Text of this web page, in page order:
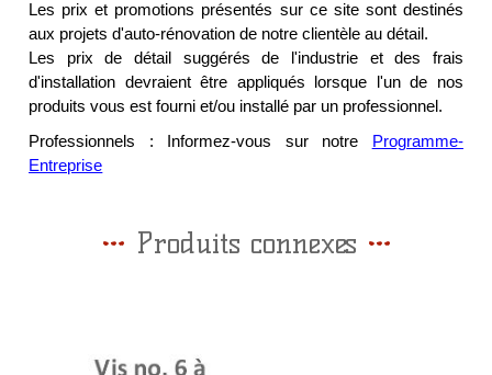
Les prix et promotions présentés sur ce site sont destinés
aux projets d'auto-rénovation de notre clientèle au détail.
Les prix de détail suggérés de l'industrie et des frais
d'installation devraient être appliqués lorsque l'un de nos
produits vous est fourni et/ou installé par un professionnel.
Professionnels : Informez-vous sur notre
Programme-
Entreprise
Produits connexes